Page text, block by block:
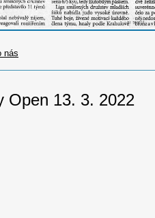
nás
Open 13. 3. 2022